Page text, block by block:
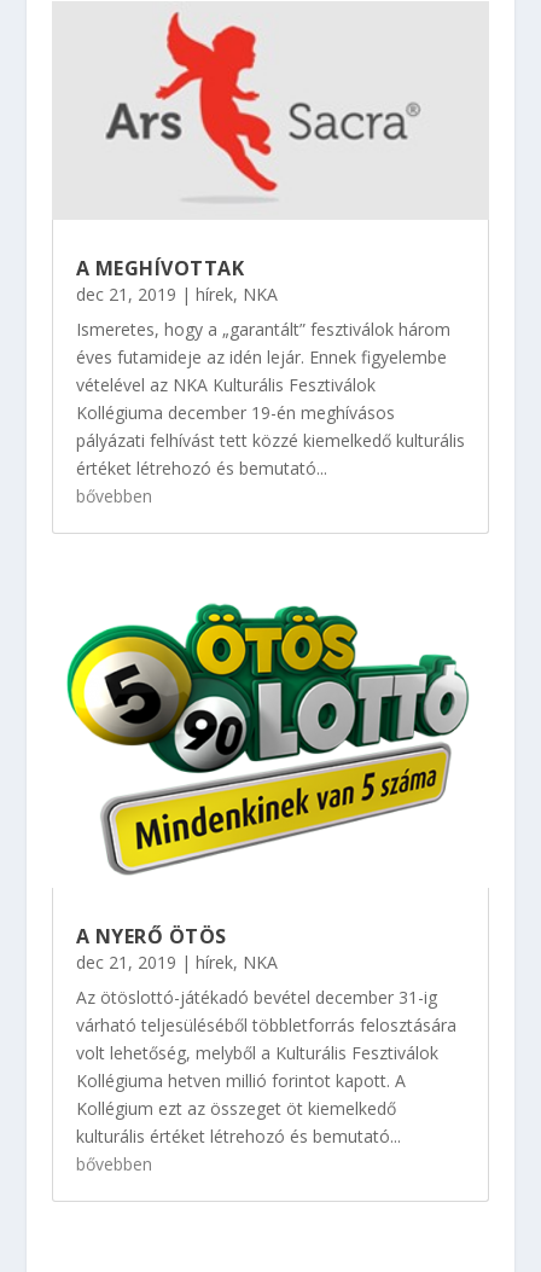
A MEGHÍVOTTAK
dec 21, 2019 | hírek, NKA
Ismeretes, hogy a „garantált” fesztiválok három
éves futamideje az idén lejár. Ennek figyelembe
vételével az NKA Kulturális Fesztiválok
Kollégiuma december 19-én meghívásos
pályázati felhívást tett közzé kiemelkedő kulturális
értéket létrehozó és bemutató...
bővebben
A NYERŐ ÖTÖS
dec 21, 2019 | hírek, NKA
Az ötöslottó-játékadó bevétel december 31-ig
várható teljesüléséből többletforrás felosztására
volt lehetőség, melyből a Kulturális Fesztiválok
Kollégiuma hetven millió forintot kapott. A
Kollégium ezt az összeget öt kiemelkedő
kulturális értéket létrehozó és bemutató...
bővebben